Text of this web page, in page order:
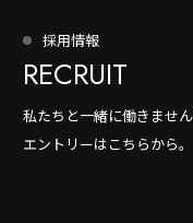
採用情報
RECRUIT
私たちと一緒に働きませ
エントリーはこちらから。